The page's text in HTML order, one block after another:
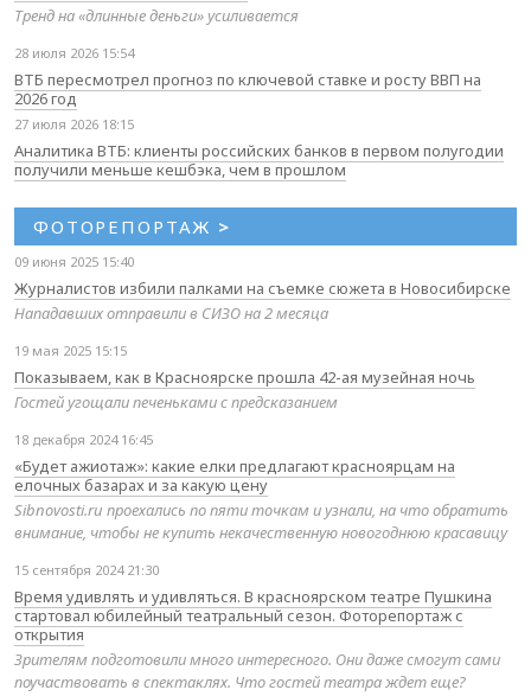
Тренд на «длинные деньги» усиливается
28 июля 2026 15:54
ВТБ пересмотрел прогноз по ключевой ставке и росту ВВП на
2026 год
27 июля 2026 18:15
Аналитика ВТБ: клиенты российских банков в первом полугодии
получили меньше кешбэка, чем в прошлом
ФОТОРЕПОРТАЖ >
09 июня 2025 15:40
Журналистов избили палками на съемке сюжета в Новосибирске
Нападавших отправили в СИЗО на 2 месяца
19 мая 2025 15:15
Показываем, как в Красноярске прошла 42-ая музейная ночь
Гостей угощали печеньками с предсказанием
18 декабря 2024 16:45
«Будет ажиотаж»: какие елки предлагают красноярцам на
елочных базарах и за какую цену
Sibnovosti.ru проехались по пяти точкам и узнали, на что обратить
внимание, чтобы не купить некачественную новогоднюю красавицу
15 сентября 2024 21:30
Время удивлять и удивляться. В красноярском театре Пушкина
стартовал юбилейный театральный сезон. Фоторепортаж с
открытия
Зрителям подготовили много интересного. Они даже смогут сами
поучаствовать в спектаклях. Что гостей театра ждет еще?